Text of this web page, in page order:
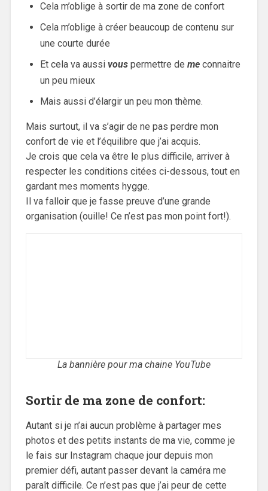
Cela m’oblige à sortir de ma zone de confort
Cela m’oblige à créer beaucoup de contenu sur
une courte durée
Et cela va aussi vous permettre de me connaitre
un peu mieux
Mais aussi d’élargir un peu mon thème.
Mais surtout, il va s’agir de ne pas perdre mon
confort de vie et l’équilibre que j’ai acquis.
Je crois que cela va être le plus difficile, arriver à
respecter les conditions citées ci-dessous, tout en
gardant mes moments hygge.
Il va falloir que je fasse preuve d’une grande
organisation (ouille! Ce n’est pas mon point fort!).
La bannière pour ma chaine YouTube
Sortir de ma zone de confort:
Autant si je n’ai aucun problème à partager mes
photos et des petits instants de ma vie, comme je
le fais sur Instagram chaque jour depuis mon
premier défi, autant passer devant la caméra me
paraît difficile. Ce n’est pas que j’ai peur de cette